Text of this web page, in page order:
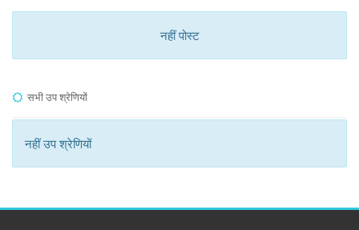
नहीं पोस्ट
सभी उप श्रेणियों
नहीं उप श्रेणियों